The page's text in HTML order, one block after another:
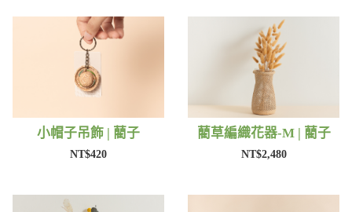
小帽子吊飾 | 藺子
NT$420
藺草編織花器-M | 藺子
NT$2,480